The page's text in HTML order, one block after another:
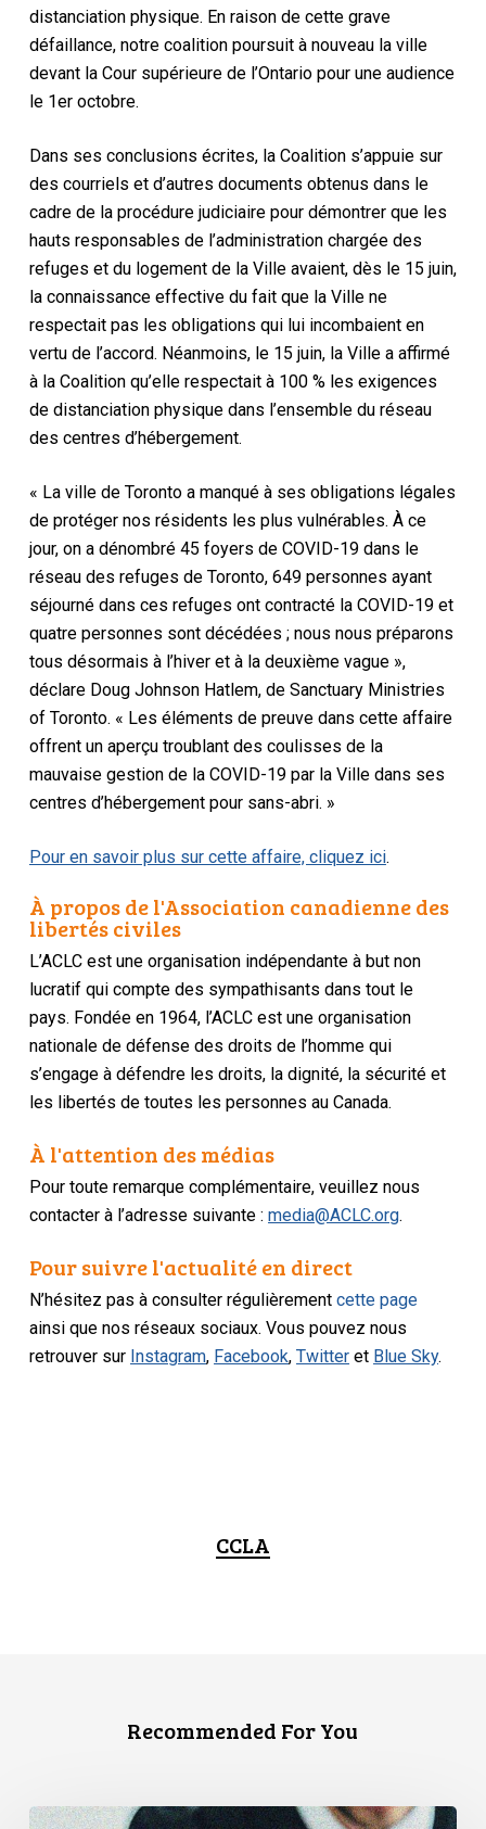
distanciation physique. En raison de cette grave
défaillance, notre coalition poursuit à nouveau la ville
devant la Cour supérieure de l’Ontario pour une audience
le 1er octobre.
Dans ses conclusions écrites, la Coalition s’appuie sur
des courriels et d’autres documents obtenus dans le
cadre de la procédure judiciaire pour démontrer que les
hauts responsables de l’administration chargée des
refuges et du logement de la Ville avaient, dès le 15 juin,
la connaissance effective du fait que la Ville ne
respectait pas les obligations qui lui incombaient en
vertu de l’accord. Néanmoins, le 15 juin, la Ville a affirmé
à la Coalition qu’elle respectait à 100 % les exigences
de distanciation physique dans l’ensemble du réseau
des centres d’hébergement.
« La ville de Toronto a manqué à ses obligations légales
de protéger nos résidents les plus vulnérables. À ce
jour, on a dénombré 45 foyers de COVID-19 dans le
réseau des refuges de Toronto, 649 personnes ayant
séjourné dans ces refuges ont contracté la COVID-19 et
quatre personnes sont décédées ; nous nous préparons
tous désormais à l’hiver et à la deuxième vague »,
déclare Doug Johnson Hatlem, de Sanctuary Ministries
of Toronto. « Les éléments de preuve dans cette affaire
offrent un aperçu troublant des coulisses de la
mauvaise gestion de la COVID-19 par la Ville dans ses
centres d’hébergement pour sans-abri. »
Pour en savoir plus sur cette affaire, cliquez ici.
À propos de l'Association canadienne des
libertés civiles
L’ACLC est une organisation indépendante à but non
lucratif qui compte des sympathisants dans tout le
pays. Fondée en 1964, l’ACLC est une organisation
nationale de défense des droits de l’homme qui
s’engage à défendre les droits, la dignité, la sécurité et
les libertés de toutes les personnes au Canada.
À l'attention des médias
Pour toute remarque complémentaire, veuillez nous
contacter à l’adresse suivante :media@ACLC.org.
Pour suivre l'actualité en direct
N’hésitez pas à consulter régulièrementcette page
ainsi que nos réseaux sociaux. Vous pouvez nous
retrouver sur Instagram, Facebook,Twitter et Blue Sky.
CCLA
Recommended For You
L’Association